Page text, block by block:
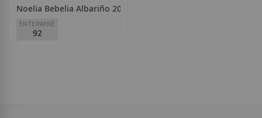
Noelia Bebelia Albariño 2024
ENTERWINE
92